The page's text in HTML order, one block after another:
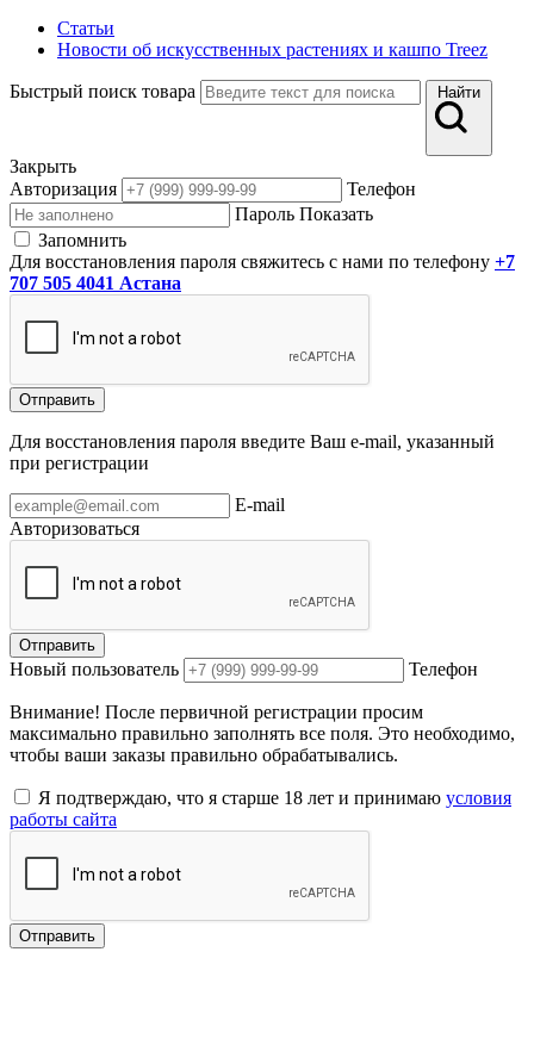
Статьи
Новости об искусственных растениях и кашпо Treez
Быстрый поиск товара Найти
Закрыть
Авторизация
Телефон
Пароль Показать
Запомнить
Для восстановления пароля свяжитесь с нами по телефону +7
707 505 4041 Астана
Отправить
Для восстановления пароля введите Ваш e-mail, указанный
при регистрации
E-mail
Авторизоваться
Отправить
Новый пользователь Телефон
Внимание! После первичной регистрации просим
максимально правильно заполнять все поля. Это необходимо,
чтобы ваши заказы правильно обрабатывались.
Я подтверждаю, что я старше 18 лет и принимаю условия
работы сайта
Отправить